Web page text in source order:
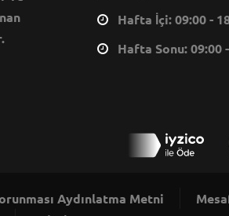
Hafta İçi: 09:00 -
Hafta Sonu: 09:00 -
Aydınlatma Metni